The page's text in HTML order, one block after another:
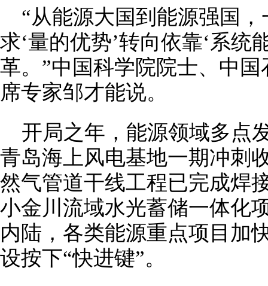
“从能源大国到能源强国
求‘量的优势’转向依靠‘系统
革。”中国科学院院士、中
席专家邹才能说。
开局之年，能源领域多点
青岛海上风电基地一期冲刺
然气管道干线工程已完成焊
小金川流域水光蓄储一体
内陆，各类能源重点项目加
设按下“快进键”。